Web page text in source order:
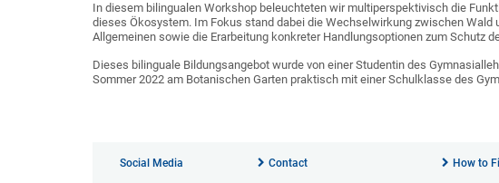
In diesem bilingualen Workshop beleuchteten wir multiperspektivisch die
dieses Ökosystem. Im Fokus stand dabei die Wechselwirkung zwischen Wald
Allgemeinen sowie die Erarbeitung konkreter Handlungsoptionen zum Schutz
Dieses bilinguale Bildungsangebot wurde von einer Studentin des
Sommer 2022 am Botanischen Garten praktisch mit einer Schulklasse des
Social Media Contact How to